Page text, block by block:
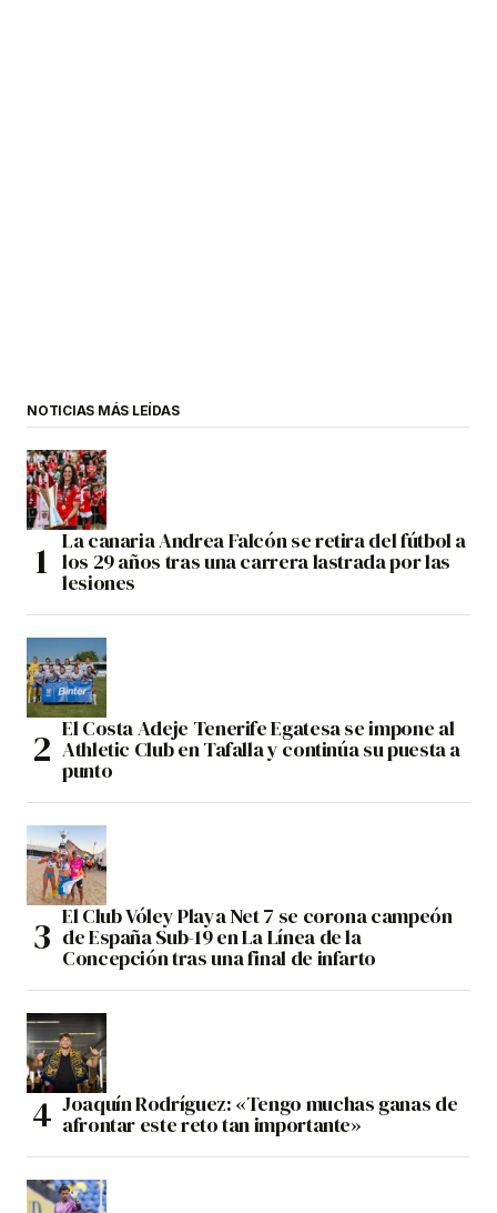
NOTICIAS MÁS LEÍDAS
La canaria Andrea Falcón se retira del fútbol a
los 29 años tras una carrera lastrada por las
lesiones
El Costa Adeje Tenerife Egatesa se impone al
Athletic Club en Tafalla y continúa su puesta a
punto
El Club Vóley Playa Net 7 se corona campeón
de España Sub-19 en La Línea de la
Concepción tras una final de infarto
Joaquín Rodríguez: «Tengo muchas ganas de
afrontar este reto tan importante»